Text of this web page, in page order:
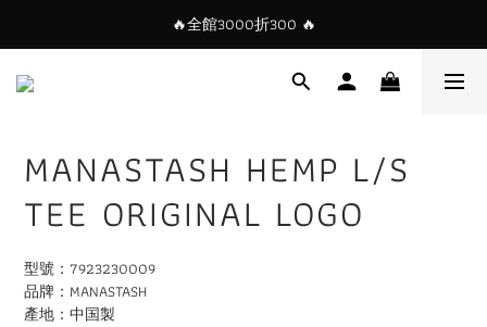
🔥全館3000折300 🔥
MANASTASH HEMP L/S
TEE ORIGINAL LOGO
型號：7923230009
品牌：MANASTASH
產地：中国製